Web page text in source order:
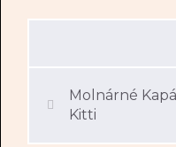
Molnárné
Kitti